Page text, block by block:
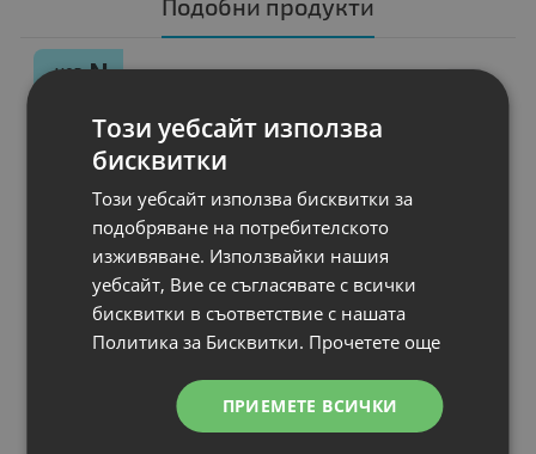
Подобни продукти
НОВ N
Капацитет: 4600 mAh
Волтаж
Тип на батерията
Вид на батерията
Цена:
107.00 лв.
Този уебсайт използва
бисквитки
Този уебсайт използва бисквитки за
подобряване на потребителското
изживяване. Използвайки нашия
уебсайт, Вие се съгласявате с всички
бисквитки в съответствие с нашата
Политика за Бисквитки. Прочетете още
ПРИЕМЕТЕ ВСИЧКИ